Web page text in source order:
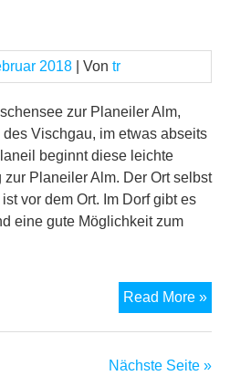
2018 | Von tr
zur Planeiler Alm,
Vischgau, im etwas abseits
beginnt diese leichte
Planeiler Alm. Der Ort selbst
vor dem Ort. Im Dorf gibt es
eine gute Möglichkeit zum
Read More »
am
zur
Nächste Seite »